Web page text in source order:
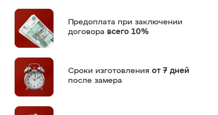
Предоплата при заключении
договора всего 10%
Сроки изготовления от 7 дней
после замера